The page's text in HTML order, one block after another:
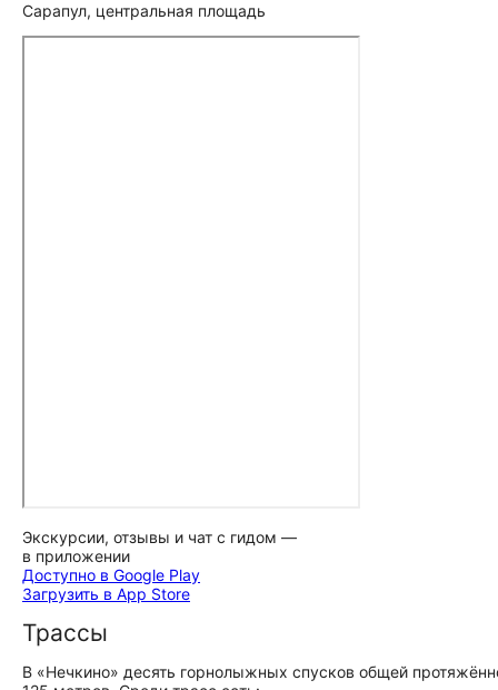
Сарапул, центральная площадь
Экскурсии, отзывы и чат с гидом —
в приложении
Доступно в Google Play
Загрузить в App Store
Трассы
В «Нечкино» десять горнолыжных спусков общей